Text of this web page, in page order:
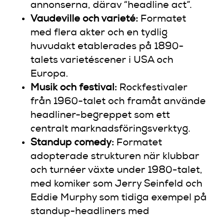
annonserna, därav “headline act”.
Vaudeville och varieté: Formatet
med flera akter och en tydlig
huvudakt etablerades på 1890-
talets varietéscener i USA och
Europa.
Musik och festival: Rockfestivaler
från 1960-talet och framåt använde
headliner-begreppet som ett
centralt marknadsföringsverktyg.
Standup comedy: Formatet
adopterade strukturen när klubbar
och turnéer växte under 1980-talet,
med komiker som Jerry Seinfeld och
Eddie Murphy som tidiga exempel på
standup-headliners med